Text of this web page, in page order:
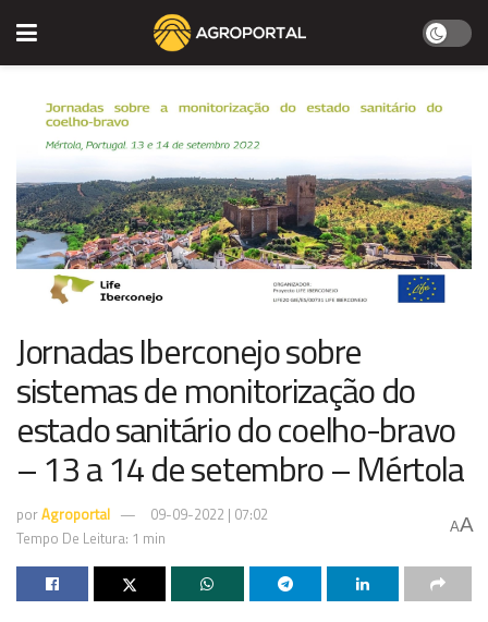
Jornadas Iberconejo sobre
sistemas de monitorização do
estado sanitário do coelho-bravo
– 13 a 14 de setembro – Mértola
porAgroportal
09-09-2022 | 07:02
Tempo De Leitura: 1 min
AA